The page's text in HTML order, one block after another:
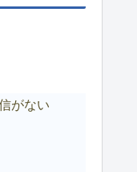
がない